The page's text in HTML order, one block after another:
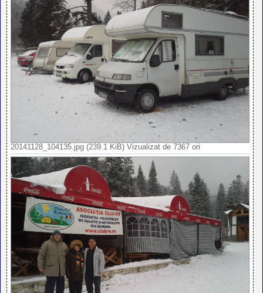
20141128_104135.jpg (239.1 KiB) Vizualizat de 7367 ori